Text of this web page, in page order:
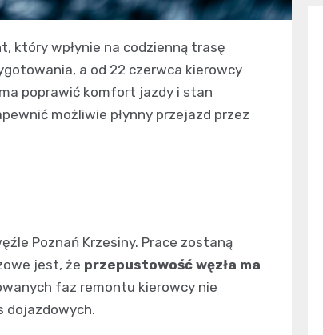
który wpłynie na codzienną trasę
a od 22 czerwca kierowcy
poprawić komfort jazdy i stan
możliwie płynny przejazd przez
Poznań Krzesiny. Prace zostaną
jest, że przepustowość węzła ma
faz remontu kierowcy nie
dojazdowych.